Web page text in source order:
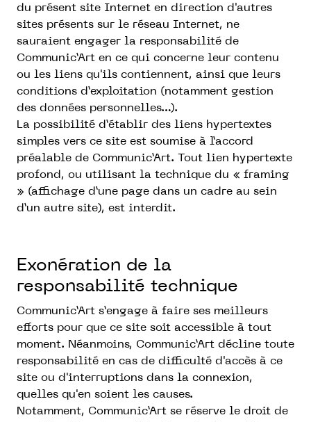
du présent site Internet en direction d'autres
sites présents sur le réseau Internet, ne
sauraient engager la responsabilité de
Communic’Art en ce qui concerne leur contenu
ou les liens qu'ils contiennent, ainsi que leurs
conditions d’exploitation (notamment gestion
des données personnelles…).
La possibilité d’établir des liens hypertextes
simples vers ce site est soumise à l’accord
préalable de Communic’Art. Tout lien hypertexte
profond, ou utilisant la technique du « framing
» (affichage d’une page dans un cadre au sein
d’un autre site), est interdit.
Exonération de la
responsabilité technique
Communic’Art s’engage à faire ses meilleurs
efforts pour que ce site soit accessible à tout
moment. Néanmoins, Communic’Art décline toute
responsabilité en cas de difficulté d'accès à ce
site ou d'interruptions dans la connexion,
quelles qu'en soient les causes.
Notamment, Communic’Art se réserve le droit de